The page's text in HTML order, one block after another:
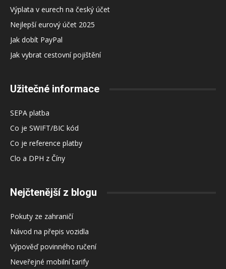
Výplata v eurech na český účet
Nejlepší eurový účet 2025
Jak dobít PayPal
Jak vybrat cestovní pojištění
Užitečné informace
SEPA platba
Co je SWIFT/BIC kód
Co je reference platby
Clo a DPH z Číny
Nejčtenější z blogu
Pokuty ze zahraničí
Návod na přepis vozidla
Výpověď povinného ručení
Neveřejné mobilní tarify